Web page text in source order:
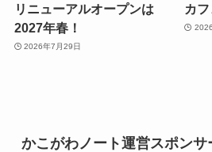
リニューアルオープンは
2027年春！
2026年7月29日
カフ
かこがわノート運営スポンサ